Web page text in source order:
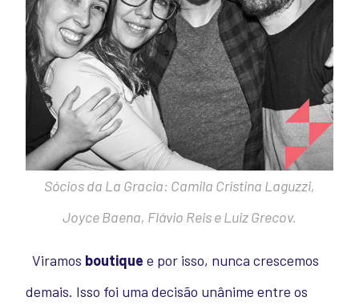
Sócios da La Gracia: Camila Cristina Laguzzi,
Joyce Baena, Flávio Reis e Luiz Grecov.
Viramos boutique e por isso, nunca crescemos
demais. Isso foi uma decisão unânime entre os